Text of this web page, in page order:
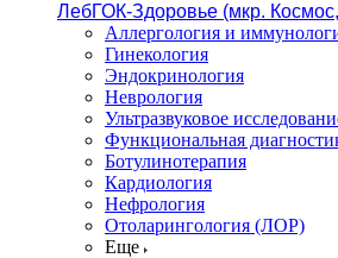
ЛебГОК-Здоровье (мкр.
Аллергология и
Гинекология
Эндокринология
Неврология
Ультразвуковое
Функциональная
Ботулинотерапия
Кардиология
Нефрология
Отоларингология (ЛОР)
Еще